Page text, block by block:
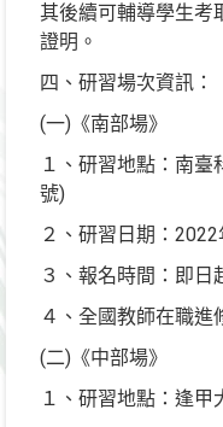
其後續可輔導學生考
證明。
四、研習場次資訊：
(一)《南部場》
１、研習地點：南臺
號)
２、研習日期：
３、報名時間：即
４、全國教師在職進
(二)《中部場》
１、研習地點：逢